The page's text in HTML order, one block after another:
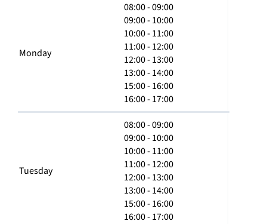
Monday
08:00 - 09:00
09:00 - 10:00
10:00 - 11:00
11:00 - 12:00
12:00 - 13:00
13:00 - 14:00
15:00 - 16:00
16:00 - 17:00
Tuesday
08:00 - 09:00
09:00 - 10:00
10:00 - 11:00
11:00 - 12:00
12:00 - 13:00
13:00 - 14:00
15:00 - 16:00
16:00 - 17:00